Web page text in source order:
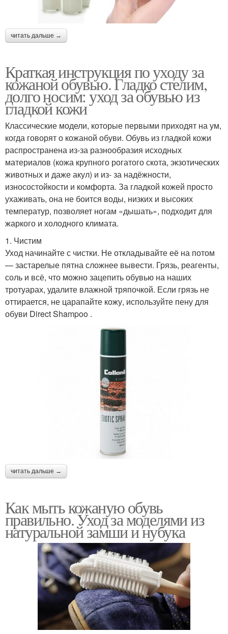
читать дальше →
Краткая инструкция по уходу за
кожаной обувью. Гладко стелим,
долго носим: уход за обувью из
гладкой кожи
Классические модели, которые первыми приходят на ум,
когда говорят о кожаной обуви. Обувь из гладкой кожи
распространена из-за разнообразия исходных
материалов (кожа крупного рогатого скота, экзотических
животных и даже акул) и из- за надёжности,
износостойкости и комфорта. За гладкой кожей просто
ухаживать, она не боится воды, низких и высоких
температур, позволяет ногам «дышать», подходит для
жаркого и холодного климата.
1. Чистим
Уход начинайте с чистки. Не откладывайте её на потом
— застарелые пятна сложнее вывести. Грязь, реагенты,
соль и всё, что можно зацепить обувью на наших
тротуарах, удалите влажной тряпочкой. Если грязь не
оттирается, не царапайте кожу, используйте пену для
обуви Direct Shampoo .
читать дальше →
Как мыть кожаную обувь
правильно. Уход за моделями из
натуральной замши и нубука